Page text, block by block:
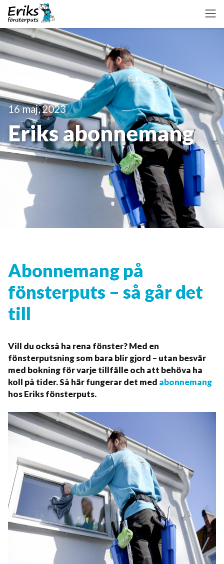
16 maj, 2023
Eriks abonnemang
Abonnemang på
fönsterputs – så går det
till
Vill du också ha rena fönster? Med en
fönsterputsning som bara blir gjord – utan besvär
med bokning för varje tillfälle och att behöva ha
koll på tider. Så här fungerar det med abonnemang
hos Eriks fönsterputs.